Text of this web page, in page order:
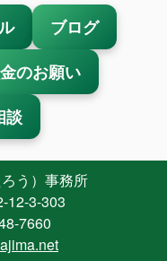
ブログ
のお願い
談
う）事務所
12-3-303
7660